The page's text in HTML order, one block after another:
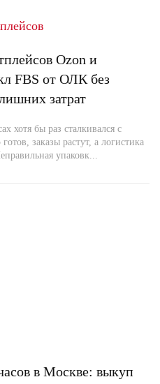
Ozon и
FBS от ОЛК без
затрат
хотя бы раз сталкивался с
заказы растут, а логистика
упаковк...
в Москве: выкуп